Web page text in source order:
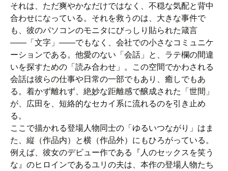
それは、ただ爽やかなだけではなく、不穏な気配と背中
合わせになっている。それを救うのは、大きな事件で
も、彼のパソコンのモニタにびっしり貼られた箴言
――「文字」――でもなく、会社での小さなコミュニケ
ーションである。他愛のない「会話」と、ラテ欄の間違
いを探すための「読み合わせ」。この空間でかわされる
会話は彼らの仕事や日常の一部でもあり、癒しでもあ
る。着かず離れず、絶妙な距離感で醸成された「世間」
が、広田を、短絡的なセカイ系に流れるのを引き止め
る。
ここで描かれる登場人物同士の「ゆるいつながり」はま
た、縦（作品内）と横（作品外）にもひろがっている。
例えば、彼女のデビュー作である『人のセックスを笑う
な』のヒロインであるユリの夫は、本作の登場人物たち